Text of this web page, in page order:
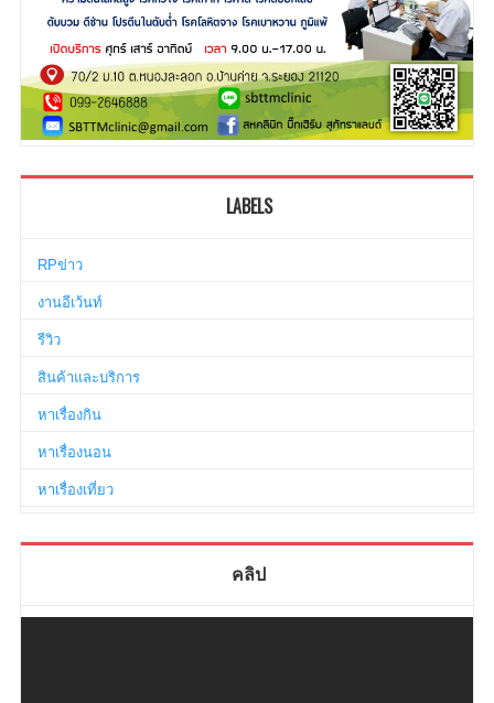
LABELS
RPข่าว
งานอีเว้นท์
รีวิว
สินค้าและบริการ
หาเรื่องกิน
หาเรื่องนอน
หาเรื่องเที่ยว
คลิป